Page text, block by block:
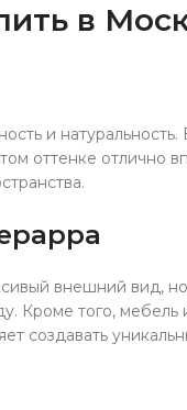
в
и
оттенке отлично
внешний вид,
Кроме того,
создавать